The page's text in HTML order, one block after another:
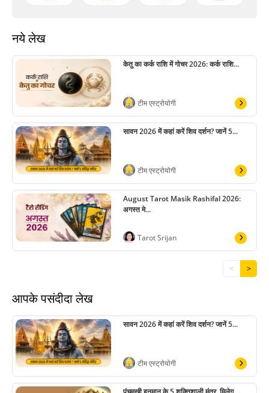
नये लेख
केतु का कर्क राशि में गोचर 2026: कर्क राशि...
टीम एस्ट्रोयोगी
सावन 2026 में कहां करें शिव दर्शन? जानें 5...
टीम एस्ट्रोयोगी
August Tarot Masik Rashifal 2026:
अगस्त मे...
Tarot Srijan
< >
आपके पसंदीदा लेख
सावन 2026 में कहां करें शिव दर्शन? जानें 5...
टीम एस्ट्रोयोगी